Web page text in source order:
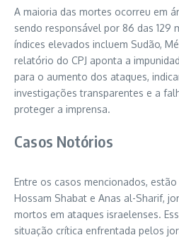
A maioria das mortes ocorreu em
sendo responsável por 86 das 129
índices elevados incluem Sudão,
relatório do CPJ aponta a
para o aumento dos ataques,
investigações transparentes e a
proteger a imprensa.
Casos Notórios
Entre os casos mencionados,
Hossam Shabat e Anas al-Sharif,
mortos em ataques israelenses.
situação crítica enfrentada pelos